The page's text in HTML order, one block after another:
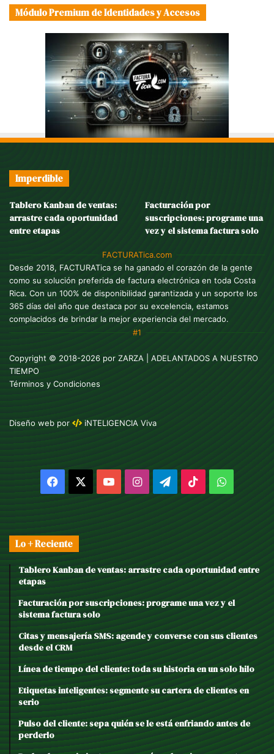
Módulo Premium de Identidades y Accesos
Imperdible
Tablero Kanban de ventas:
arrastre cada oportunidad
entre etapas
Facturación por
suscripciones: programe una
vez y el sistema factura solo
FACTURATica.com
Desde 2018, FACTURATica se ha ganado el corazón de la gente
como su solución preferida de factura electrónica en toda Costa
Rica. Con un 100% de disponibilidad garantizada y un soporte los
365 días del año que destaca por su excelencia, estamos
complacidos de brindar la mejor experiencia del mercado.
#1
Copyright © 2018-2026 por ZARZA | ADELANTADOS A NUESTRO
TIEMPO
Términos y Condiciones
Diseño web por iNTELIGENCIA Viva
Facebook YouTubeInstagramTelegram
TikTok
Lo + Reciente
Tablero Kanban de ventas: arrastre cada oportunidad entre
etapas
Facturación por suscripciones: programe una vez y el
sistema factura solo
Citas y mensajería SMS: agende y converse con sus clientes
desde el CRM
Línea de tiempo del cliente: toda su historia en un solo hilo
Etiquetas inteligentes: segmente su cartera de clientes en
serio
Pulso del cliente: sepa quién se le está enfriando antes de
perderlo